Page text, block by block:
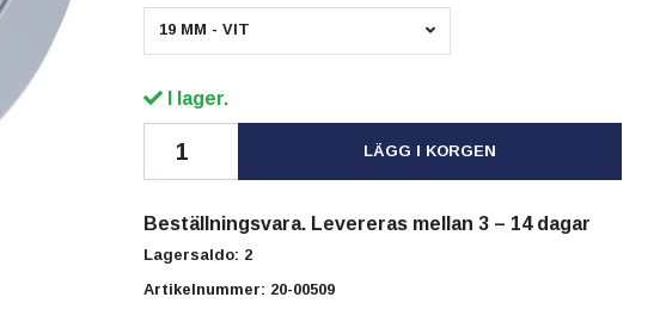
19 MM - VIT
I lager.
LÄGG I KORGEN
Beställningsvara. Levereras mellan 3 – 14 dagar
Lagersaldo: 2
Artikelnummer: 20-00509